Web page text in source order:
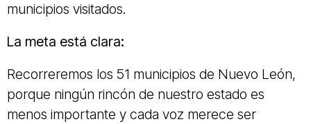
municipios visitados.
La meta está clara:
Recorreremos los 51 municipios de Nuevo León,
porque ningún rincón de nuestro estado es
menos importante y cada voz merece ser